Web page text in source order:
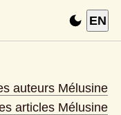
EN
auteurs Mélusine
articles Mélusine